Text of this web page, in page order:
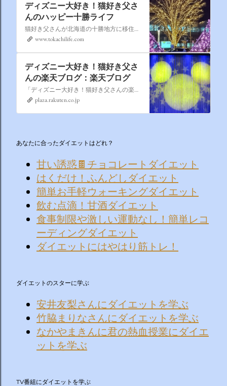
ディズニー大好き！猫好き父さ
んのハッピー十勝ライフ
猫好き父さんが北海道の十勝地方に移住しました。なれない北海道の暮らしについてお伝えします。
www.tokachilife.com
ディズニー大好き！猫好き父さ
んの楽天ブログ：楽天ブログ
「ディズニー大好き！猫好き父さんの楽天ブログ」にようこそ！ いろんなブログサービスが廃止になるなか満を持して楽天ブログをはじめようと思います。 よろしくお願いいたします。
plaza.rakuten.co.jp
あなたに合ったダイエットはどれ？
甘い誘惑🍫チョコレートダイエット
はくだけ！ふんどしダイエット
簡単お手軽ウォーキングダイエット
飲む点滴！甘酒ダイエット
食事制限や激しい運動なし！簡単レコ
ーディングダイエット
ダイエットにはやはり筋トレ！
ダイエットのスターに学ぶ
安井友梨さんにダイエットを学ぶ
竹脇まりなさんにダイエットを学ぶ
なかやまきんに君の熱血授業にダイエ
ットを学ぶ
TV番組にダイエットを学ぶ